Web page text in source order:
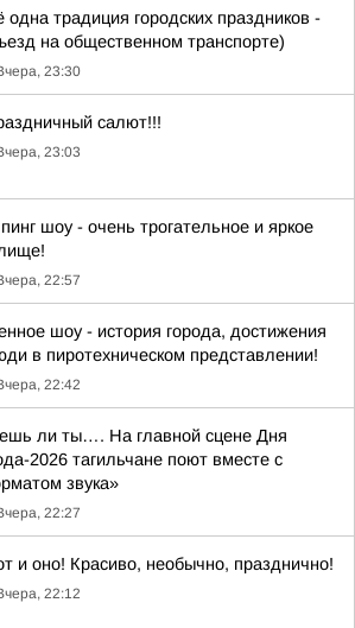
традиция городских праздников -
на общественном транспорте)
23:30
салют!!!
23:03
шоу - очень трогательное и яркое
22:57
шоу - история города, достижения
в пиротехническом представлении!
22:42
ли ты…. На главной сцене Дня
2026 тагильчане поют вместе с
звука»
22:27
и оно! Красиво, необычно, празднично!
22:12